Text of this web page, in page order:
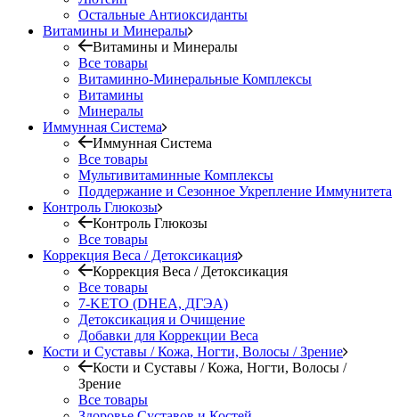
Остальные Антиоксиданты
Витамины и Минералы
Витамины и Минералы
Все товары
Витаминно-Минеральные Комплексы
Витамины
Минералы
Иммунная Система
Иммунная Система
Все товары
Мультивитаминные Комплексы
Поддержание и Сезонное Укрепление Иммунитета
Контроль Глюкозы
Контроль Глюкозы
Все товары
Коррекция Веса / Детоксикация
Коррекция Веса / Детоксикация
Все товары
7-KETO (DHEA, ДГЭА)
Детоксикация и Очищение
Добавки для Коррекции Веса
Кости и Суставы / Кожа, Ногти, Волосы / Зрение
Кости и Суставы / Кожа, Ногти, Волосы /
Зрение
Все товары